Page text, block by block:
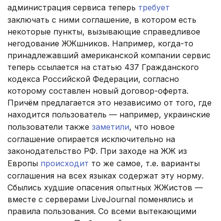
администрация сервиса теперь требует
заключать с ними соглашение, в котором есть
некоторые пункты, вызывающие справедливое
негодование ЖЖшников. Например, когда-то
принадлежавший американской компании сервис
теперь ссылается на статью 437 Гражданского
кодекса Российской Федерации, согласно
которому составлен новый договор-оферта.
Причём предлагается это независимо от того, где
находится пользователь — например, украинские
пользователи также заметили, что новое
соглашение опирается исключительно на
законодательство РФ. При заходе на ЖЖ из
Европы происходит то же самое, т.е. варианты
соглашения на всех языках содержат эту норму.
Сбылись худшие опасения опытных ЖЖистов —
вместе с серверами LiveJournal поменялись и
правила пользования. Со всеми вытекающими